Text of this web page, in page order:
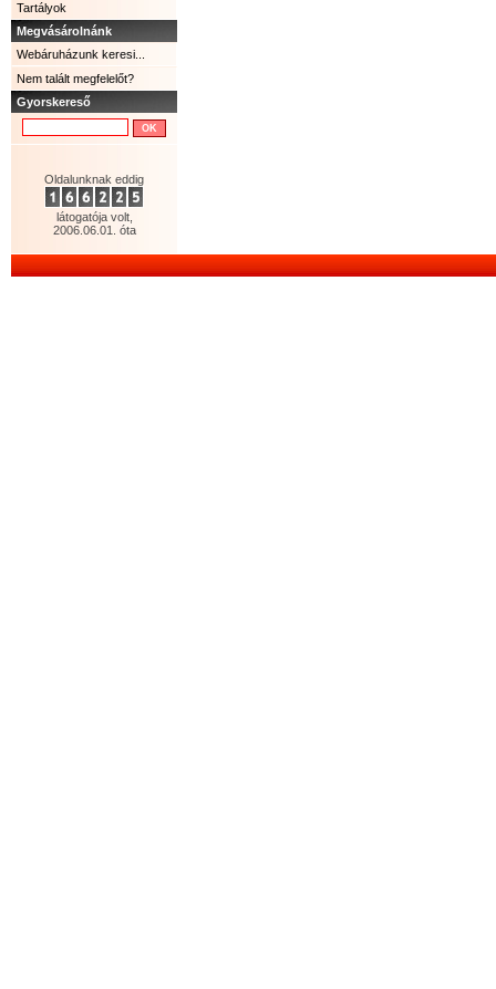
Tartályok
Megvásárolnánk
Webáruházunk keresi...
Nem talált megfelelőt?
Gyorskereső
Oldalunknak eddig
látogatója volt,
2006.06.01. óta